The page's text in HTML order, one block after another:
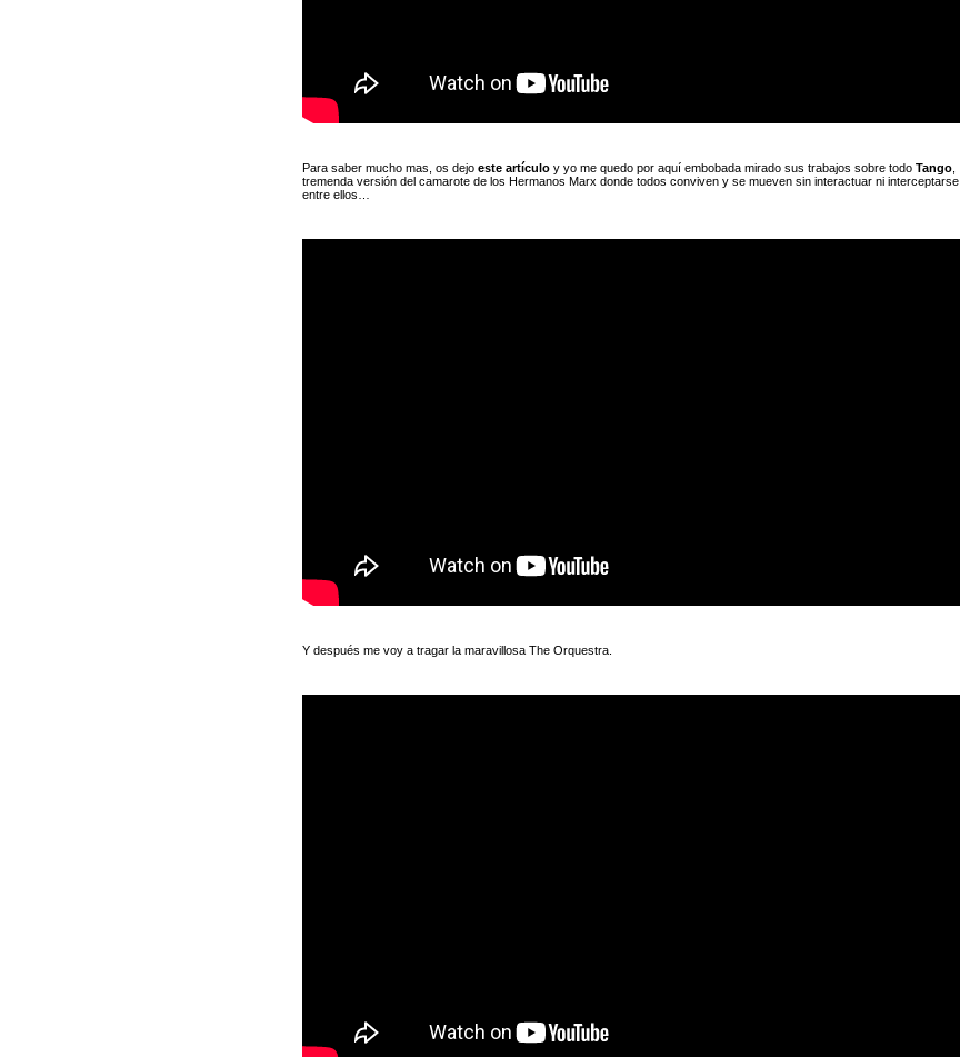
Para saber mucho mas, os dejo este artículo y yo me quedo por aquí embobada mirado sus trabajos sobre todo Tango
tremenda versión del camarote de los Hermanos Marx donde todos conviven y se mueven sin interactuar ni interceptarse
entre ellos…
Y después me voy a tragar la maravillosa The Orquestra.